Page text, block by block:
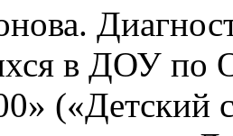
в ДОУ по
(«Детский